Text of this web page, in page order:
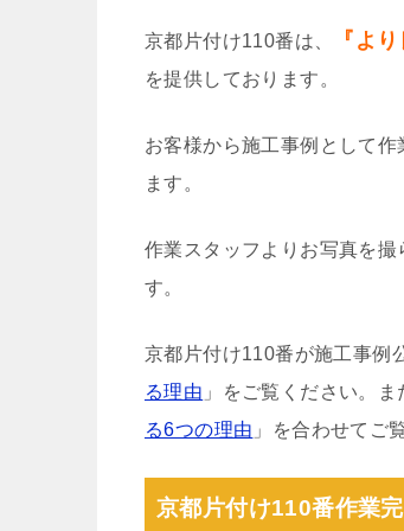
京都片付け110番は、 『よ
を提供しております。
お客様から施工事例として
ます。
作業スタッフよりお写真を
す。
京都片付け110番が施工事例
る理由 」をご覧ください。
る6つの理由 」を合わせてご
京都片付け110番作業